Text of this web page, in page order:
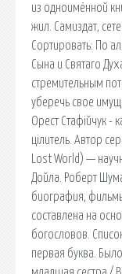
из одноимённой
жил. Самиздат,
Сортировать: По
Сына и Святаго
стремительным
уберечь свое
Орест Стафійчук -
цілитель. Автор
Lost World) —
Дойла. Роберт
биография,
составлена на
богословов.
первая буква.